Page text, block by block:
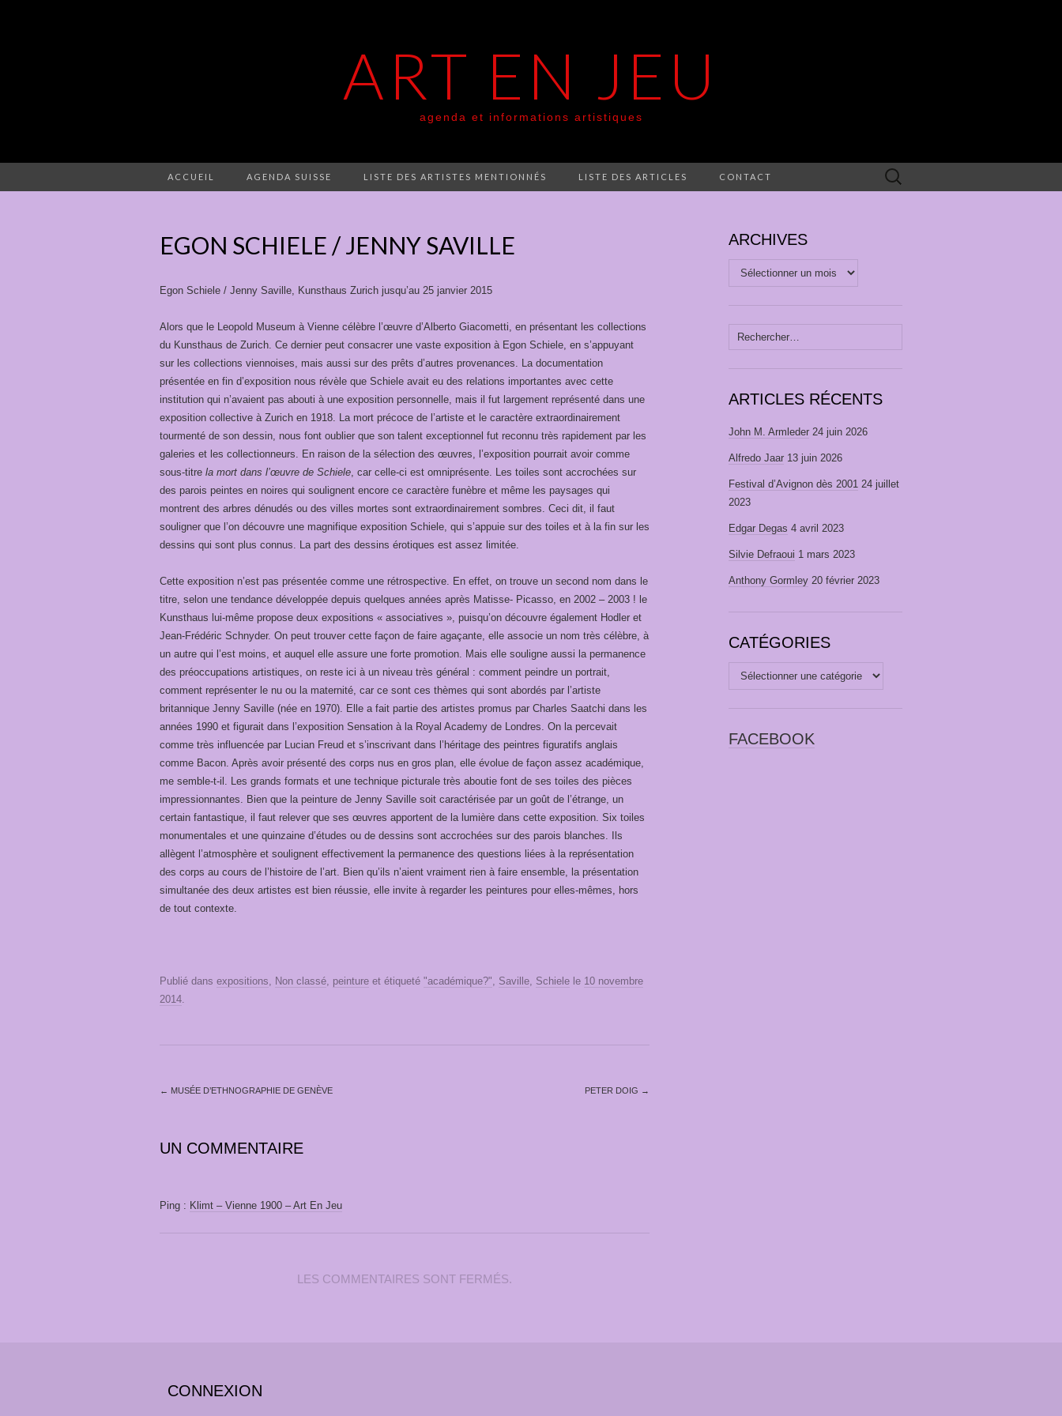
ART EN JEU
agenda et informations artistiques
ACCUEIL AGENDA SUISSE LISTE DES ARTISTES MENTIONNÉS LISTE DES ARTICLES CONTACT Rechercher :
EGON SCHIELE / JENNY SAVILLE
Egon Schiele / Jenny Saville, Kunsthaus Zurich jusqu’au 25 janvier 2015
Alors que le Leopold Museum à Vienne célèbre l’œuvre d’Alberto Giacometti, en présentant les collections
du Kunsthaus de Zurich. Ce dernier peut consacrer une vaste exposition à Egon Schiele, en s’appuyant
sur les collections viennoises, mais aussi sur des prêts d’autres provenances. La documentation
présentée en fin d’exposition nous révèle que Schiele avait eu des relations importantes avec cette
institution qui n’avaient pas abouti à une exposition personnelle, mais il fut largement représenté dans une
exposition collective à Zurich en 1918. La mort précoce de l’artiste et le caractère extraordinairement
tourmenté de son dessin, nous font oublier que son talent exceptionnel fut reconnu très rapidement par les
galeries et les collectionneurs. En raison de la sélection des œuvres, l’exposition pourrait avoir comme
sous-titre la mort dans l’œuvre de Schiele, car celle-ci est omniprésente. Les toiles sont accrochées sur
des parois peintes en noires qui soulignent encore ce caractère funèbre et même les paysages qui
montrent des arbres dénudés ou des villes mortes sont extraordinairement sombres. Ceci dit, il faut
souligner que l’on découvre une magnifique exposition Schiele, qui s’appuie sur des toiles et à la fin sur les
dessins qui sont plus connus. La part des dessins érotiques est assez limitée.
Cette exposition n’est pas présentée comme une rétrospective. En effet, on trouve un second nom dans le
titre, selon une tendance développée depuis quelques années après Matisse- Picasso, en 2002 – 2003 ! le
Kunsthaus lui-même propose deux expositions « associatives », puisqu’on découvre également Hodler et
Jean-Frédéric Schnyder. On peut trouver cette façon de faire agaçante, elle associe un nom très célèbre, à
un autre qui l’est moins, et auquel elle assure une forte promotion. Mais elle souligne aussi la permanence
des préoccupations artistiques, on reste ici à un niveau très général : comment peindre un portrait,
comment représenter le nu ou la maternité, car ce sont ces thèmes qui sont abordés par l’artiste
britannique Jenny Saville (née en 1970). Elle a fait partie des artistes promus par Charles Saatchi dans les
années 1990 et figurait dans l’exposition Sensation à la Royal Academy de Londres. On la percevait
comme très influencée par Lucian Freud et s’inscrivant dans l’héritage des peintres figuratifs anglais
comme Bacon. Après avoir présenté des corps nus en gros plan, elle évolue de façon assez académique,
me semble-t-il. Les grands formats et une technique picturale très aboutie font de ses toiles des pièces
impressionnantes. Bien que la peinture de Jenny Saville soit caractérisée par un goût de l’étrange, un
certain fantastique, il faut relever que ses œuvres apportent de la lumière dans cette exposition. Six toiles
monumentales et une quinzaine d’études ou de dessins sont accrochées sur des parois blanches. Ils
allègent l’atmosphère et soulignent effectivement la permanence des questions liées à la représentation
des corps au cours de l’histoire de l’art. Bien qu’ils n’aient vraiment rien à faire ensemble, la présentation
simultanée des deux artistes est bien réussie, elle invite à regarder les peintures pour elles-mêmes, hors
de tout contexte.
Publié dans expositions, Non classé, peinture et étiqueté "académique?", Saville, Schiele le 10 novembre
2014.
← MUSÉE D’ETHNOGRAPHIE DE GENÈVE PETER DOIG →
UN COMMENTAIRE
Ping : Klimt – Vienne 1900 – Art En Jeu
LES COMMENTAIRES SONT FERMÉS.
ARCHIVES
Archives
Rechercher :
ARTICLES RÉCENTS
John M. Armleder 24 juin 2026
Alfredo Jaar 13 juin 2026
Festival d’Avignon dès 2001 24 juillet
2023
Edgar Degas 4 avril 2023
Silvie Defraoui 1 mars 2023
Anthony Gormley 20 février 2023
CATÉGORIES
Catégories
FACEBOOK
CONNEXION